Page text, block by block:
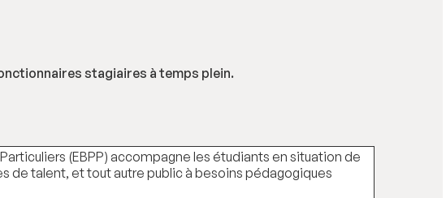
stagiaires à temps plein.
(EBPP) accompagne les étudiants en situation de
de talent, et tout autre public à besoins pédagogiques